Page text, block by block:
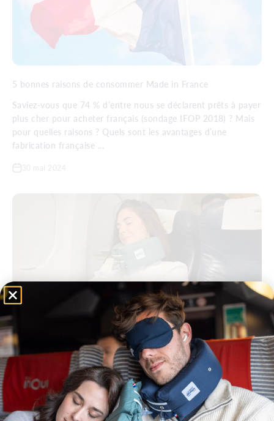
5 bonnes raisons de consommer Made in France
Saviez-vous que 74 % d’entre nous se déclarent prêts à payer
plus cher pour acheter français (sondage IFOP 2018) ? Mais
pour quelles raisons ? Quels sont les avantages d’une
fabrication française ...
Les bienfaits des coussins de voyage pour le soutien cervical
Que vous soyez un globe-trotter aguerri ou un voyageur
occasionnel, il est essentiel de profiter de ses trajets pour se
reposer. Rien de pire que d’arriver à destination courbaturé et
épuisé, avan...
12 mars 2024